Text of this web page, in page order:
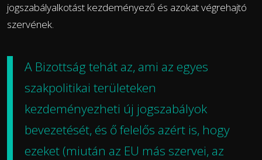
jogszabályalkotást kezdeményező és azokat végrehajtó
szervének.
A Bizottság tehát az, ami az egyes
szakpolitikai területeken
kezdeményezheti új jogszabályok
bevezetését, és ő felelős azért is, hogy
ezeket (miután az EU más szervei, az